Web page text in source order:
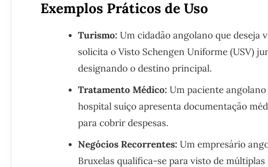
Exemplos Práticos de Uso
Turismo: Um cidadão angolano que deseja
solicita o Visto Schengen Uniforme (USV)
designando o destino principal.
Tratamento Médico: Um paciente
hospital suíço apresenta documentação
para cobrir despesas.
Negócios Recorrentes: Um empresário
Bruxelas qualifica-se para visto de